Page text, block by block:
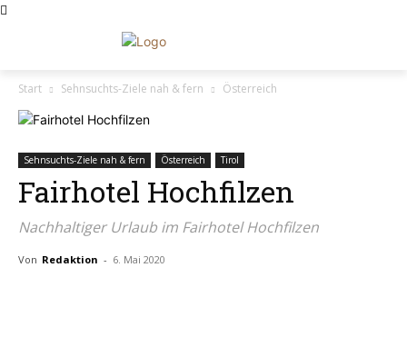
Start Sehnsuchts-Ziele nah & fern Österreich
Sehnsuchts-Ziele nah & fern Österreich Tirol
Fairhotel Hochfilzen
Nachhaltiger Urlaub im Fairhotel Hochfilzen
Von Redaktion - 6. Mai 2020